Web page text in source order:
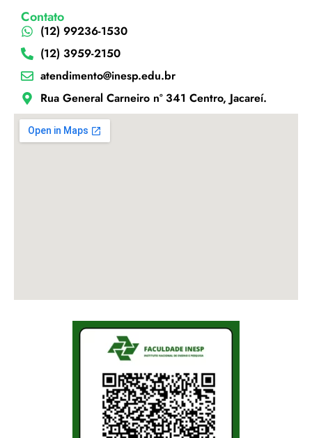
Contato
(12) 99236-1530
(12) 3959-2150
atendimento@inesp.edu.br
Rua General Carneiro nº 341 Centro, Jacareí.